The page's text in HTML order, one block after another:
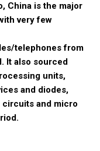
China is the major
very few
telephones from
It also sourced
units,
and diodes,
and micro